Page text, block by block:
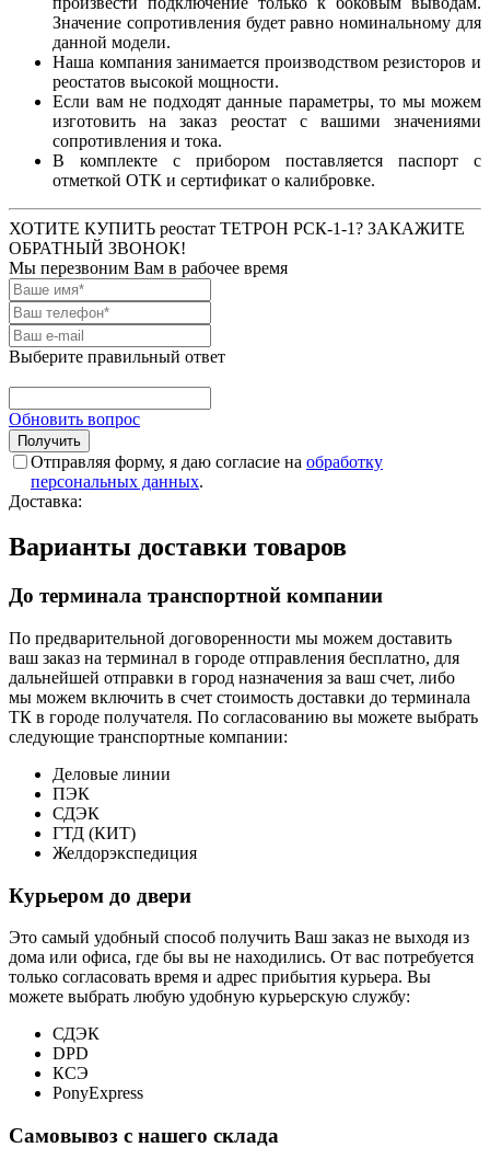
Значение сопротивления будет равно номинальному для
данной модели.
Наша компания занимается производством резисторов и
реостатов высокой мощности.
Если вам не подходят данные параметры, то мы можем
изготовить на заказ реостат с вашими значениями
сопротивления и тока.
В комплекте с прибором поставляется паспорт с
отметкой ОТК и сертификат о калибровке.
ХОТИТЕ КУПИТЬ реостат ТЕТРОН РСК-1-1? ЗАКАЖИТЕ
ОБРАТНЫЙ ЗВОНОК!
Мы перезвоним Вам в рабочее время
Выберите правильный ответ
Обновить вопрос
Отправляя форму, я даю согласие на обработку
персональных данных.
Доставка:
Варианты доставки товаров
До терминала транспортной компании
По предварительной договоренности мы можем доставить
ваш заказ на терминал в городе отправления бесплатно, для
дальнейшей отправки в город назначения за ваш счет, либо
мы можем включить в счет стоимость доставки до терминала
ТК в городе получателя. По согласованию вы можете выбрать
следующие транспортные компании:
Деловые линии
ПЭК
СДЭК
ГТД (КИТ)
Желдорэкспедиция
Курьером до двери
Это самый удобный способ получить Ваш заказ не выходя из
дома или офиса, где бы вы не находились. От вас потребуется
только согласовать время и адрес прибытия курьера. Вы
можете выбрать любую удобную курьерскую службу:
СДЭК
DPD
КСЭ
PonyExpress
Самовывоз с нашего склада